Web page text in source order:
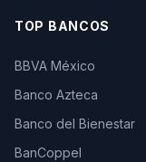
TOP BANCOS
BBVA México
Banco Azteca
Banco del Bienestar
BanCoppel